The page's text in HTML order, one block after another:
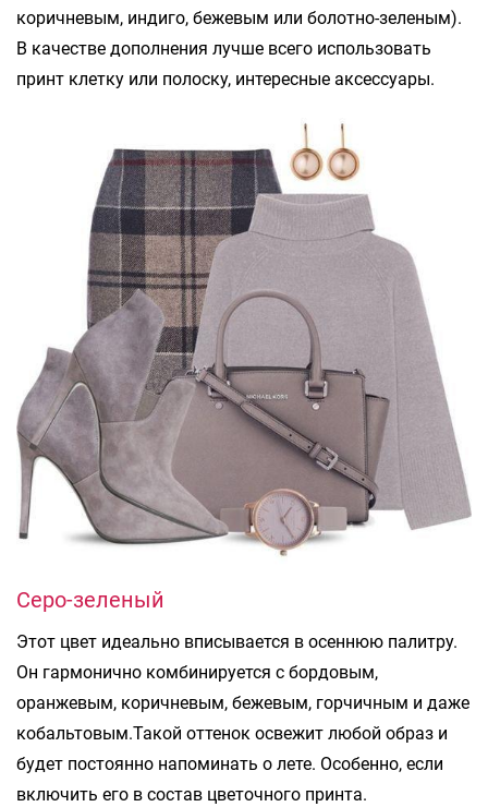
коричневым, индиго, бежевым или болотно-зеленым).
В качестве дополнения лучше всего использовать
принт клетку или полоску, интересные аксессуары.
Серо-зеленый
Этот цвет идеально вписывается в осеннюю палитру.
Он гармонично комбинируется с бордовым,
оранжевым, коричневым, бежевым, горчичным и даже
кобальтовым.Такой оттенок освежит любой образ и
будет постоянно напоминать о лете. Особенно, если
включить его в состав цветочного принта.